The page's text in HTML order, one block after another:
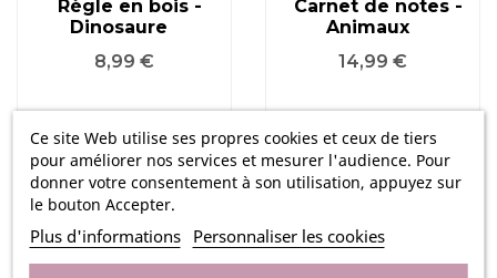
Ce site Web utilise ses propres cookies et ceux de tiers
pour améliorer nos services et mesurer l'audience. Pour
donner votre consentement à son utilisation, appuyez sur
le bouton Accepter.
Plus d'informations Personnaliser les cookies
Règle en bois -
Dinosaure
Prix
8,99 €
Carnet de notes -
Animaux
Prix
14,99 €